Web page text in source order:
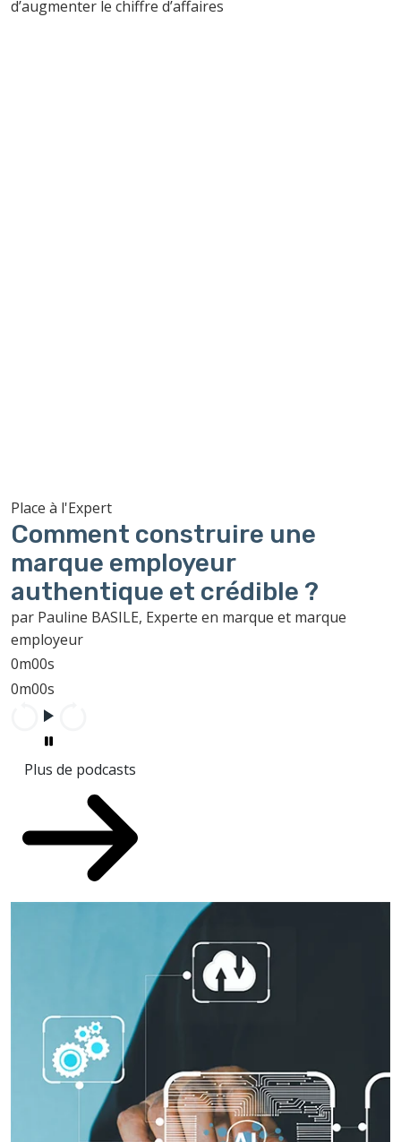
d’augmenter le chiffre d’affaires
Place à l'Expert
Comment construire une
marque employeur
authentique et crédible ?
par Pauline BASILE, Experte en marque et marque
employeur
0m00s
0m00s
Plus de podcasts